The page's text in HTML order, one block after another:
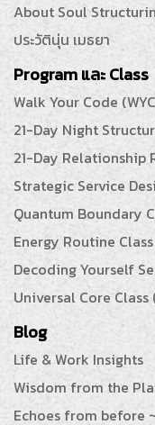
About Soul
ประวัตินุ่น เมธยา
Program และ Class
Walk Your Code
21-Day Night
21-Day Relationship
Strategic Service
Quantum Boundary
Energy Routine
Decoding Yourself
Universal Core Class
Blog
Life & Work Insights
Wisdom from the
Echoes from before